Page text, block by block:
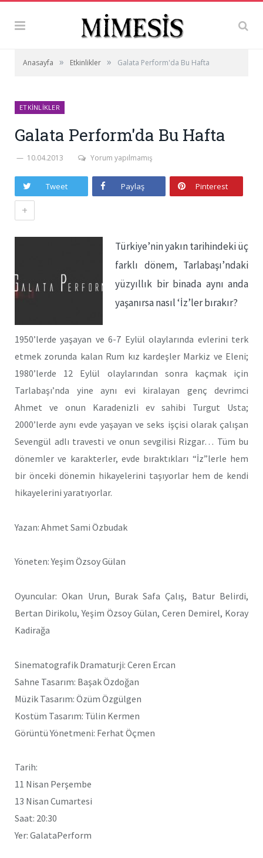
Anasayfa » Etkinlikler » Galata Perform'da Bu Hafta
ETKINLIKLER
Galata Perform'da Bu Hafta
10.04.2013 Yorum yapılmamış
Tweet Paylaş Pinterest
+
Türkiye’nin yakın tarihindeki üç
farklı dönem, Tarlabaşı’ndaki
yüzyıllık bir binada aynı anda
yaşanırsa nasıl ‘İz’ler bırakır?
1950’lerde yaşayan ve 6-7 Eylül olaylarında evlerini terk
etmek zorunda kalan Rum kız kardeşler Markiz ve Eleni;
1980’lerde 12 Eylül olaylarından sonra kaçmak için
Tarlabaşı’nda yine aynı evi kiralayan genç devrimci
Ahmet ve onun Karadenizli ev sahibi Turgut Usta;
2000’lerde aynı evde yaşayan ve seks işçisi olarak çalışan
Sevengül adlı travesti ve onun sevgilisi Rizgar… Tüm bu
dönemler ve karakterler, evde bıraktıkları “İz”lerle hem
bir önceki dönemin hikayelerini taşıyorlar hem de kendi
hikayelerini yaratıyorlar.
Yazan: Ahmet Sami Özbudak
Yöneten: Yeşim Özsoy Gülan
Oyuncular: Okan Urun, Burak Safa Çalış, Batur Belirdi,
Bertan Dirikolu, Yeşim Özsoy Gülan, Ceren Demirel, Koray
Kadirağa
Sinematografik Dramaturji: Ceren Ercan
Sahne Tasarım: Başak Özdoğan
Müzik Tasarım: Özüm Özgülgen
Kostüm Tasarım: Tülin Kermen
Görüntü Yönetmeni: Ferhat Öçmen
Tarih:
11 Nisan Perşembe
13 Nisan Cumartesi
Saat: 20:30
Yer: GalataPerform